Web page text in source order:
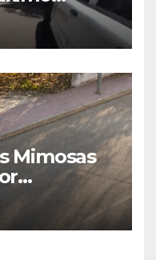
un cuchillo
del
Mimosas
de